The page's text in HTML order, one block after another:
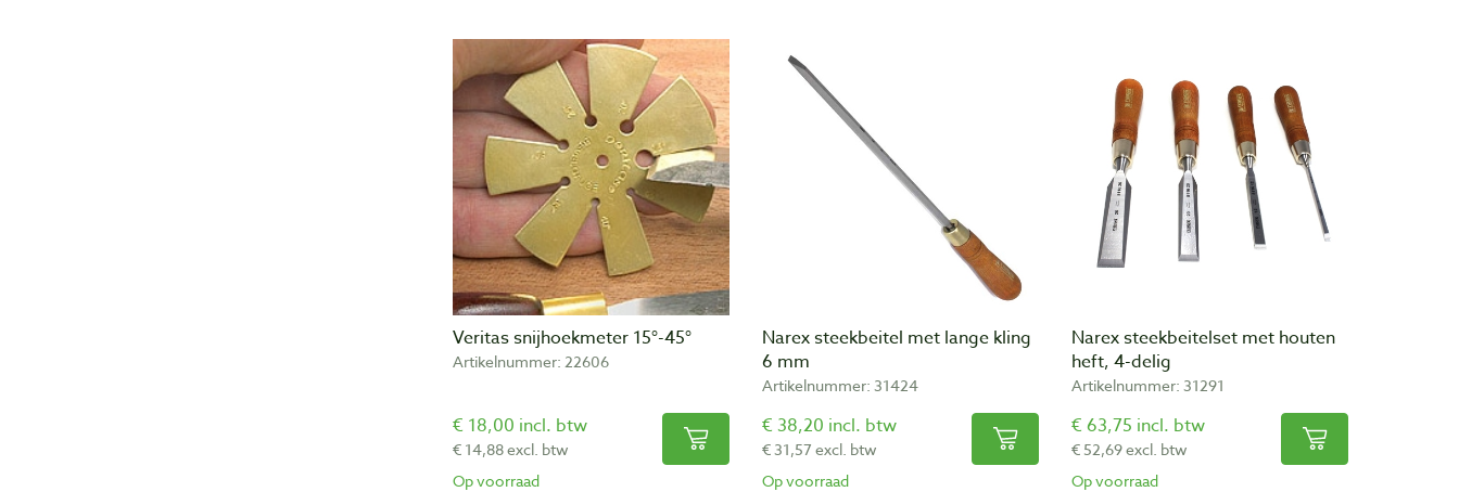
Veritas snijhoekmeter 15°-45°
Artikelnummer: 22606
€ 18,00 incl. btw
€ 14,88 excl. btw
Op voorraad
Narex steekbeitel met lange kling
6 mm
Artikelnummer: 31424
€ 38,20 incl. btw
€ 31,57 excl. btw
Op voorraad
Narex steekbeitelset met houten
heft, 4-delig
Artikelnummer: 31291
€ 63,75 incl. btw
€ 52,69 excl. btw
Op voorraad